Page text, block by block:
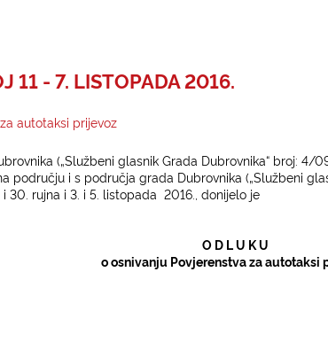
11 - 7. LISTOPADA 2016.
autotaksi prijevoz
(„Službeni glasnik Grada Dubrovnika“ broj: 4/
području i s područja grada Dubrovnika („Službeni
i 30. rujna i 3. i 5. listopada 2016., donijelo je
O D L U K U
o osnivanju Povjerenstva za autotaksi